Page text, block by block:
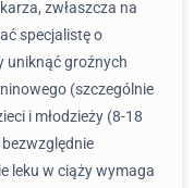
zwłaszcza na
specjalistę o
uniknąć groźnych
(szczególnie
i młodzieży (8-18
leku w ciąży wymaga